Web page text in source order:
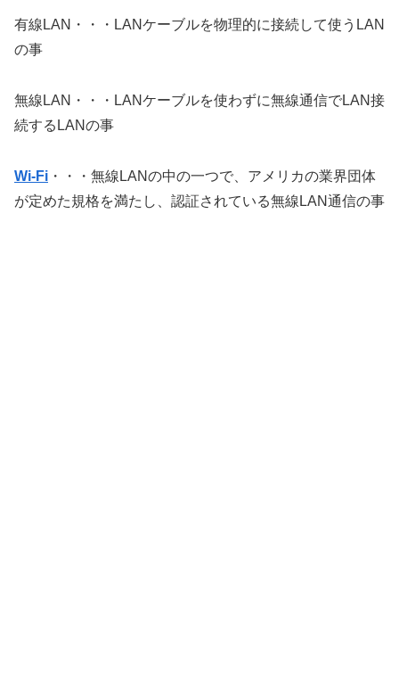
有線LAN・・・LANケーブルを物理的に接続して使うLAN
の事
無線LAN・・・LANケーブルを使わずに無線通信でLAN接
続するLANの事
Wi-Fi ・・・無線LANの中の一つで、アメリカの業界団体
が定めた規格を満たし、認証されている無線LAN通信の事